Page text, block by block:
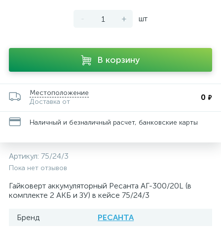
- + шт
В корзину
Местоположение
Доставка от
0 ₽
Наличный и безналичный расчет, банковские карты
Артикул: 75/24/3
Пока нет отзывов
Гайковерт аккумуляторный Ресанта АГ-300/20L (в
комплекте 2 АКБ и ЗУ) в кейсе 75/24/3
Бренд РЕСАНТА